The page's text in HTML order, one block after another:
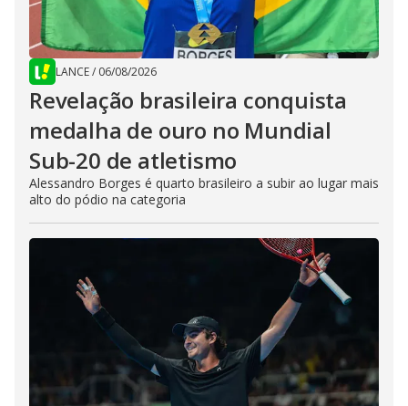
LANCE/ 06/08/2026
Revelação brasileira conquista
medalha de ouro no Mundial
Sub-20 de atletismo
Alessandro Borges é quarto brasileiro a subir ao lugar mais
alto do pódio na categoria